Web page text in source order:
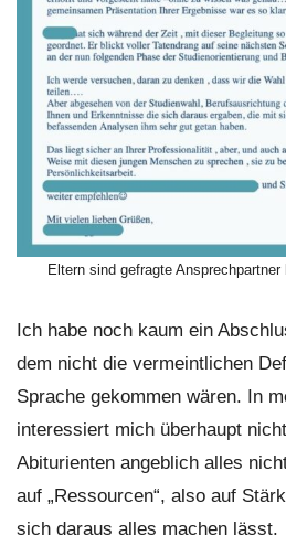
Eltern sind gefragte
Ich habe noch kaum ein
dem nicht die vermeintlichen
Sprache gekommen wären. In
interessiert mich überhaupt
Abiturienten angeblich alles
auf „Ressourcen“, also auf
sich daraus alles machen lässt.